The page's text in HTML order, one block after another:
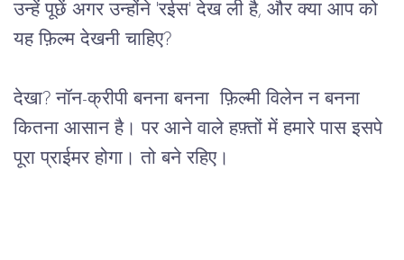
उन्हें पूछें अगर उन्होंने 'रईस' देख ली है, और क्या आप को
यह फ़िल्म देखनी चाहिए?
देखा? नॉन-क्रीपी बनना बनना  फ़िल्मी विलेन न बनना
कितना आसान है। पर आने वाले हफ़्तों में हमारे पास इसपे
पूरा प्राईमर होगा। तो बने रहिए।